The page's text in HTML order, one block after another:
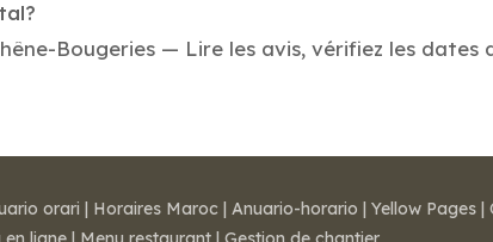
Bougeries — Lire les avis, vérifiez les dates
orari | Horaires Maroc | Anuario-horario | Yellow Pages |